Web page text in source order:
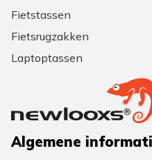
Fietstassen
Fietsrugzakken
Laptoptassen
Algemene